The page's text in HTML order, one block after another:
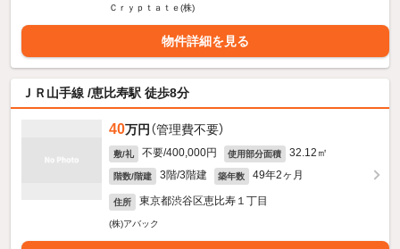
Ｃｒｙｐｔａｔｅ(株)
物件詳細を見る
ＪＲ山手線 /恵比寿駅 徒歩8分
40万円 （管理費不要）
敷/礼 不要/400,000円 使用部分面積 32.12㎡
階数/階建 3階/3階建 築年数 49年2ヶ月
住所 東京都渋谷区恵比寿１丁目
(株)アバック